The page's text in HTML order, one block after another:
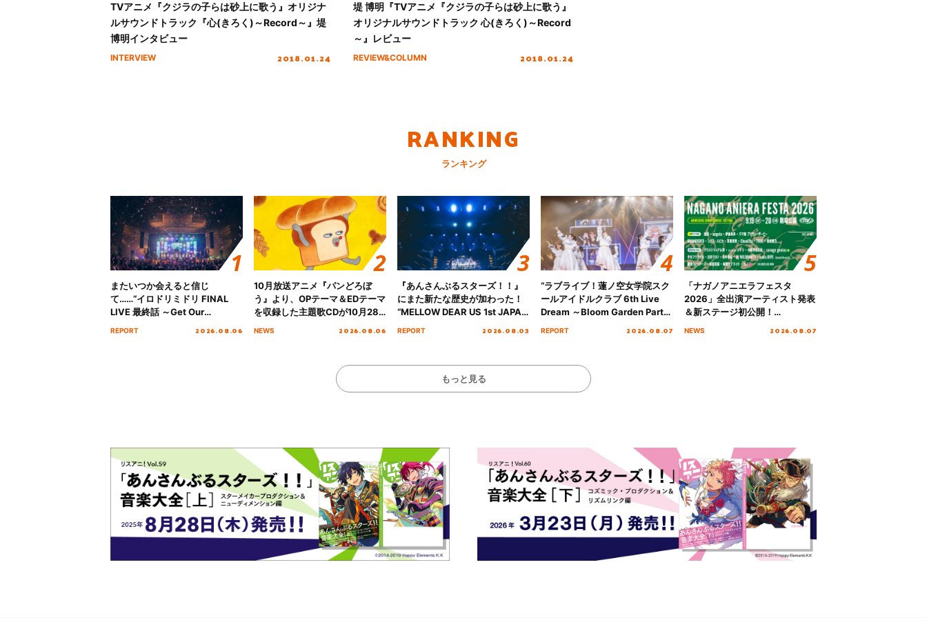
TVアニメ『クジラの子らは砂上に歌う』オリジナ
ルサウンドトラック『心(きろく)～Record～』堤
博明インタビュー
INTERVIEW 2018.01.24
堤 博明『TVアニメ『クジラの子らは砂上に歌う』
オリジナルサウンドトラック 心(きろく)～Record
～』レビュー
REVIEW&COLUMN 2018.01.24
RANKING
ランキング
またいつか会えると信じ
て……“イロドリミドリ FINAL
LIVE 最終話 ～Get Our
REPORT 2026.08.06
10月放送アニメ『パンどろぼ
う』より、OPテーマ＆EDテーマ
を収録した主題歌CDが10月28
NEWS 2026.08.06
『あんさんぶるスターズ！！』
にまた新たな歴史が加わった！
“MELLOW DEAR US 1st JAPAN
REPORT 2026.08.03
“ラブライブ！蓮ノ空女学院スク
ールアイドルクラブ 6th Live
Dream ～Bloom Garden Party
REPORT 2026.08.07
「ナガノアニエラフェスタ
2026」全出演アーティスト発表
＆新ステージ初公開！
NEWS 2026.08.07
もっと見る